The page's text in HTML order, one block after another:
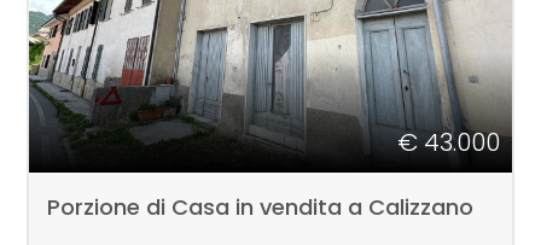
€ 43.000
Porzione di Casa in vendita a Calizzano
5+
Altre
opzioni
multiscelta